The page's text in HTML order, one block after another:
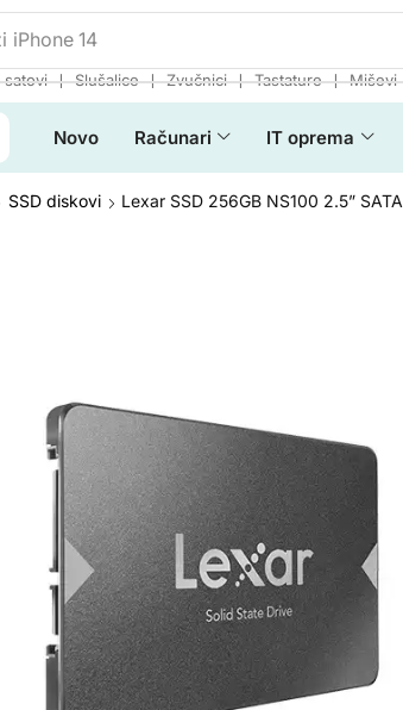
iPhone 14
satovi ❘ Slušalice ❘ Zvučnici ❘ Tastature ❘ Miševi
Novo Računari IT oprema
SSD diskovi Lexar SSD 256GB NS100 2.5” SATA